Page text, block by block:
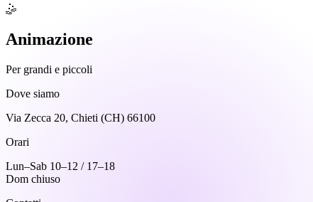
🤹
Animazione
Per grandi e piccoli
Dove siamo
Via Zecca 20, Chieti (CH) 66100
Orari
Lun–Sab 10–12 / 17–18
Dom chiuso